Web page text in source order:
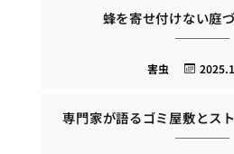
蜂を寄せ付けない庭
害虫
専門家が語るゴミ屋敷とス